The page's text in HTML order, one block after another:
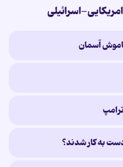
اسرائیلی
آسمان
به کار شدند؟